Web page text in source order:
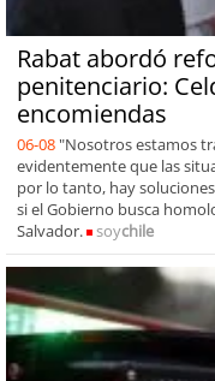
Rabat abordó
penitenciario:
encomiendas
06-08 "Nosotros estamos
evidentemente que las
por lo tanto, hay
si el Gobierno busca
Salvador.
soychile